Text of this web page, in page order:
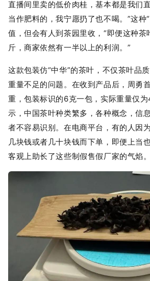
直播间里卖的低价肉桂，基本都是我们
当作肥料的，我宁愿扔了也不喝。”这种
值，但会有人到茶园里收，“即便这种茶
斤，商家依然有一半以上的利润。”
这款包装仿“中华”的茶叶，不仅茶叶品
重量不足的问题。在收到产品后，周勇
重，包装标识的6克一包，实际重量仅
示，中国茶叶种类繁多，各种概念，信
者不容易识别。在电商平台，有的人因
几块钱或者几十块钱而下单，即便上当
客观上助长了这些制假售假厂家的气焰。